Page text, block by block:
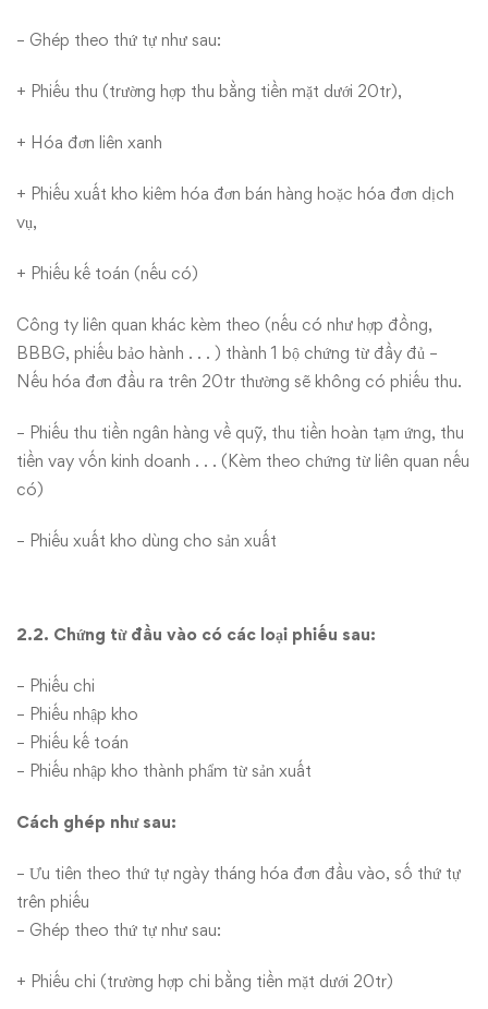
– Ghép theo thứ tự như sau:
+ Phiếu thu (trường hợp thu bằng tiền mặt dưới 20tr),
+ Hóa đơn liên xanh
+ Phiếu xuất kho kiêm hóa đơn bán hàng hoặc hóa đơn dịch
vụ,
+ Phiếu kế toán (nếu có)
Công ty liên quan khác kèm theo (nếu có như hợp đồng,
BBBG, phiếu bảo hành . . . ) thành 1 bộ chứng từ đầy đủ –
Nếu hóa đơn đầu ra trên 20tr thường sẽ không có phiếu thu.
– Phiếu thu tiền ngân hàng về quỹ, thu tiền hoàn tạm ứng, thu
tiền vay vốn kinh doanh . . . (Kèm theo chứng từ liên quan nếu
có)
– Phiếu xuất kho dùng cho sản xuất
2.2. Chứng từ đầu vào có các loại phiếu sau:
– Phiếu chi
– Phiếu nhập kho
– Phiếu kế toán
– Phiếu nhập kho thành phẩm từ sản xuất
Cách ghép như sau:
– Ưu tiên theo thứ tự ngày tháng hóa đơn đầu vào, số thứ tự
trên phiếu
– Ghép theo thứ tự như sau:
+ Phiếu chi (trường hợp chi bằng tiền mặt dưới 20tr)